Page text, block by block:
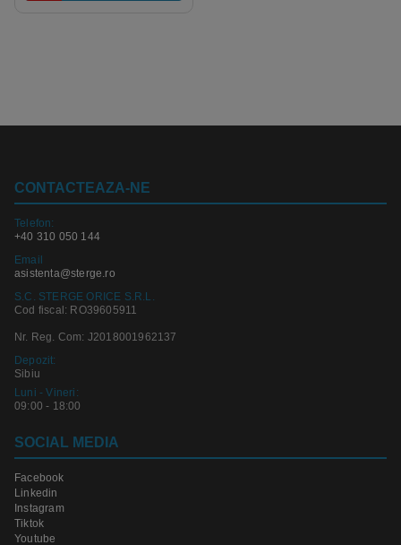
CONTACTEAZA-NE
Telefon:
+40 310 050 144
Email
asistenta@sterge.ro
S.C. STERGE ORICE S.R.L.
Cod fiscal: RO39605911
Nr. Reg. Com: J2018001962137
Depozit:
Sibiu
Luni - Vineri:
09:00 - 18:00
SOCIAL MEDIA
Facebook
Linkedin
Instagram
Tiktok
Youtube